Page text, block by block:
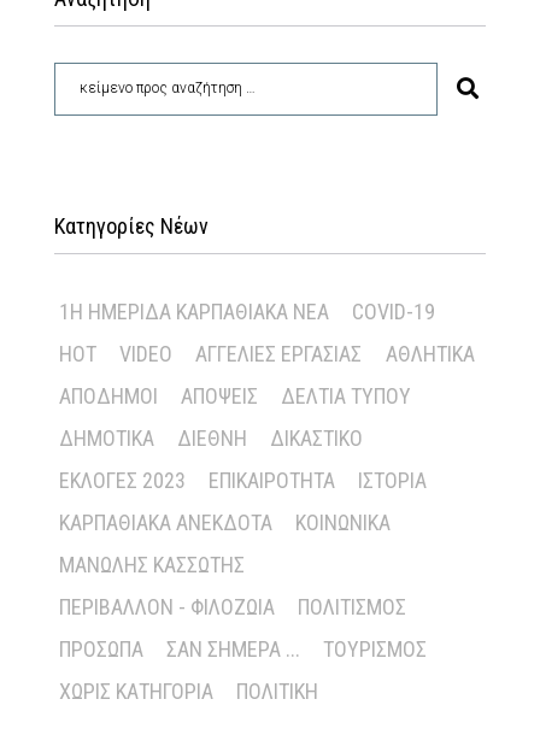
Κατηγορίες Νέων
1Η ΗΜΕΡΊΔΑ ΚΑΡΠΑΘΙΑΚΆ ΝΈΑ
COVID-19
HOT
VIDEO ΑΓΓΕΛΊΕΣ ΕΡΓΑΣΊΑΣ
ΑΘΛΗΤΙΚΆ
ΑΠΌΔΗΜΟΙ
ΑΠΌΨΕΙΣ
ΔΕΛΤΊΑ ΤΎΠΟΥ
ΔΗΜΟΤΙΚΆ
ΔΙΕΘΝΉ
ΔΙΚΑΣΤΙΚΌ
ΕΚΛΟΓΈΣ 2023
ΕΠΙΚΑΙΡΌΤΗΤΑ
ΙΣΤΟΡΊΑ
ΚΑΡΠΑΘΙΑΚΆ ΑΝΈΚΔΟΤΑ
ΚΟΙΝΩΝΙΚΆ
ΜΑΝΏΛΗΣ ΚΑΣΣΏΤΗΣ
ΠΕΡΙΒΆΛΛΟΝ - ΦΙΛΟΖΩΊΑ
ΠΟΛΙΤΙΣΜΌΣ
ΠΡΌΣΩΠΑ
ΣΑΝ ΣΉΜΕΡΑ ...
ΤΟΥΡΙΣΜΌΣ
ΧΩΡΊΣ ΚΑΤΗΓΟΡΊΑ
ΠΟΛΙΤΙΚΉ